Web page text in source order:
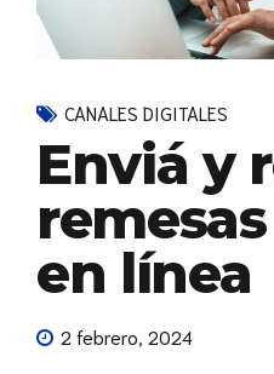
CANALES DIGITALES
Enviá y
en línea
2 febrero, 2024